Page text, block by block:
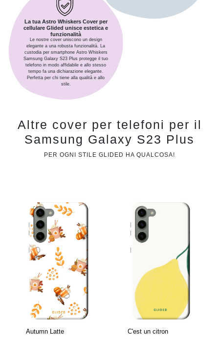
La tua Astro Whiskers Cover per
cellulare Glided unisce estetica e
funzionalità
Le nostre cover uniscono un design
elegante a una robusta funzionalità. La
custodia per smartphone Astro Whiskers
Samsung Galaxy S23 Plus protegge il tuo
telefono in modo affidabile e allo stesso
tempo fa una dichiarazione elegante.
Perfetta per chi tiene alla qualità e allo
stile.
Altre cover per telefoni per il
Samsung Galaxy S23 Plus
PER OGNI STILE GLIDED HA QUALCOSA!
Autumn Latte
C'est un citron